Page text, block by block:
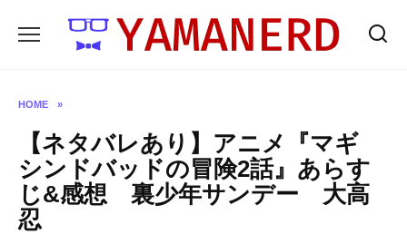
HOME »
【ネタバレあり】アニメ『マギ
シンドバッドの冒険2話』あらす
じ&感想 裏少年サンデー 大高
忍